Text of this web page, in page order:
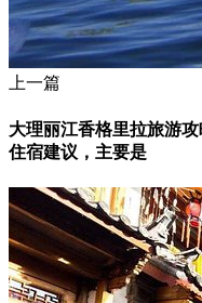
上一篇
大理丽江香格里拉旅游
住宿建议，主要是